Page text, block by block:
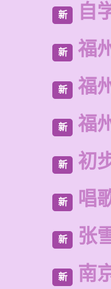
新 自
新 福
新 福
新 福
新 初
新 唱
新 张
新 南